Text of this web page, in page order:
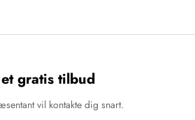
gratis tilbud
vil kontakte dig snart.